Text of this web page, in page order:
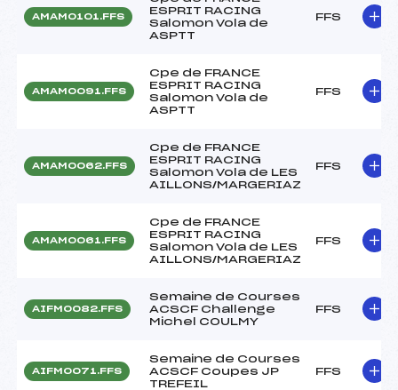
AMAM0101.FFS
ESPRIT RACING
Salomon Vola de
ASPTT
FFS
AMAM0091.FFS
Cpe de FRANCE
ESPRIT RACING
Salomon Vola de
ASPTT
FFS
AMAM0062.FFS
Cpe de FRANCE
ESPRIT RACING
Salomon Vola de LES
AILLONS/MARGERIAZ
FFS
AMAM0061.FFS
Cpe de FRANCE
ESPRIT RACING
Salomon Vola de LES
AILLONS/MARGERIAZ
FFS
AIFM0082.FFS
Semaine de Courses
ACSCF Challenge
Michel COULMY
FFS
AIFM0071.FFS
Semaine de Courses
ACSCF Coupes JP
TREFEIL
FFS